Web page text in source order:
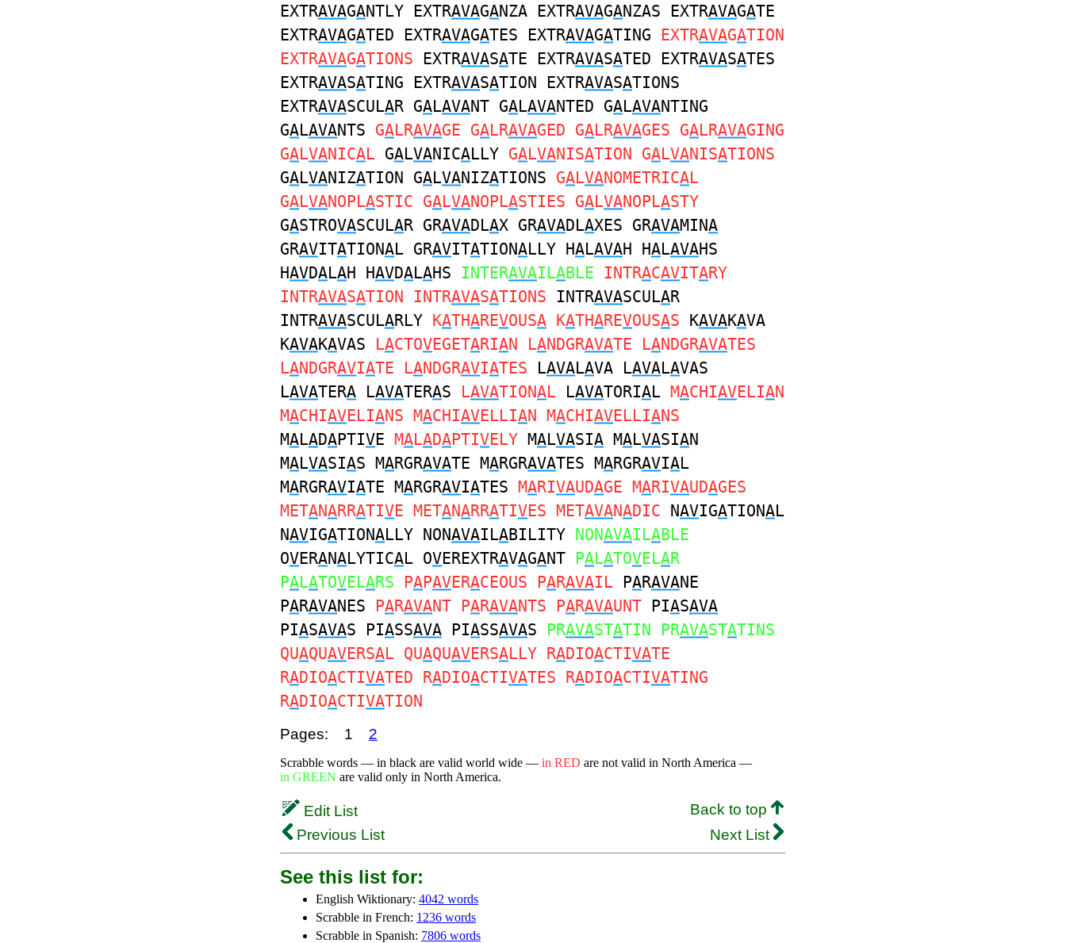
EXTRAVAGANTLY EXTRAVAGANZA EXTRAVAGANZAS EXTRAVAGATE
EXTRAVAGATED EXTRAVAGATES EXTRAVAGATING EXTRAVAGATION
EXTRAVAGATIONS EXTRAVASATE EXTRAVASATED EXTRAVASATES
EXTRAVASATING EXTRAVASATION EXTRAVASATIONS
EXTRAVASCULAR GALAVANT GALAVANTED GALAVANTING
GALAVANTS GALRAVAGE GALRAVAGED GALRAVAGES GALRAVAGING
GALVANICAL GALVANICALLY GALVANISATION GALVANISATIONS
GALVANIZATION GALVANIZATIONS GALVANOMETRICAL
GALVANOPLASTIC GALVANOPLASTIES GALVANOPLASTY
GASTROVASCULAR GRAVADLAX GRAVADLAXES GRAVAMINA
GRAVITATIONAL GRAVITATIONALLY HALAVAH HALAVAHS
HAVDALAH HAVDALAHS INTERAVAILABLE INTRACAVITARY
INTRAVASATION INTRAVASATIONS INTRAVASCULAR
INTRAVASCULARLY KATHAREVOUSA KATHAREVOUSAS KAVAKAVA
KAVAKAVAS LACTOVEGETARIAN LANDGRAVATE LANDGRAVATES
LANDGRAVIATE LANDGRAVIATES LAVALAVA LAVALAVAS
LAVATERA LAVATERAS LAVATIONAL LAVATORIAL MACHIAVELIAN
MACHIAVELIANS MACHIAVELLIAN MACHIAVELLIANS
MALADAPTIVE MALADAPTIVELY MALVASIA MALVASIAN
MALVASIAS MARGRAVATE MARGRAVATES MARGRAVIAL
MARGRAVIATE MARGRAVIATES MARIVAUDAGE MARIVAUDAGES
METANARRATIVE METANARRATIVES METAVANADIC NAVIGATIONAL
NAVIGATIONALLY NONAVAILABILITY NONAVAILABLE
OVERANALYTICAL OVEREXTRAVAGANT PALATOVELAR
PALATOVELARS PAPAVERACEOUS PARAVAIL PARAVANE
PARAVANES PARAVANT PARAVANTS PARAVAUNT PIASAVA
PIASAVAS PIASSAVA PIASSAVAS PRAVASTATIN PRAVASTATINS
QUAQUAVERSAL QUAQUAVERSALLY RADIOACTIVATE
RADIOACTIVATED RADIOACTIVATES RADIOACTIVATING
RADIOACTIVATION
Pages: 1 2
Scrabble words — in black are valid world wide — in RED are not valid in North America —
in GREEN are valid only in North America.
Edit List
Back to top
Previous List
Next List
See this list for:
English Wiktionary: 4042 words
Scrabble in French: 1236 words
Scrabble in Spanish: 7806 words